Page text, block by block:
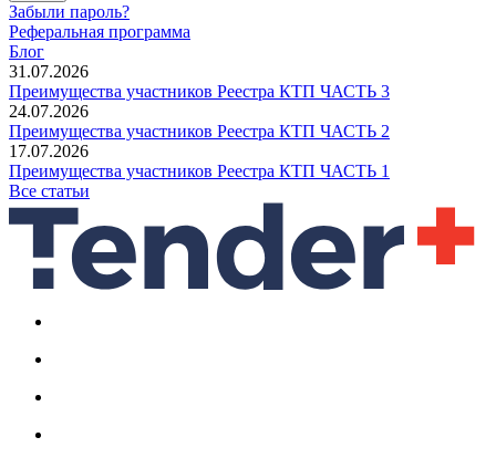
Забыли пароль?
Реферальная программа
Блог
31.07.2026
Преимущества участников Реестра КТП ЧАСТЬ 3
24.07.2026
Преимущества участников Реестра КТП ЧАСТЬ 2
17.07.2026
Преимущества участников Реестра КТП ЧАСТЬ 1
Все статьи